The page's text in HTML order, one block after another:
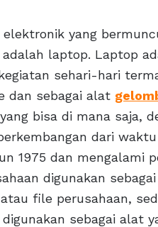
yang
laptop. Laptop
sehari-hari
dan sebagai alat
bisa di mana saja,
dari
1975 dan mengalami
digunakan
file perusahaan,
sebagai alat